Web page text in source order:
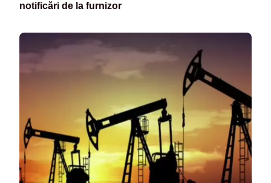
notificări de la furnizor